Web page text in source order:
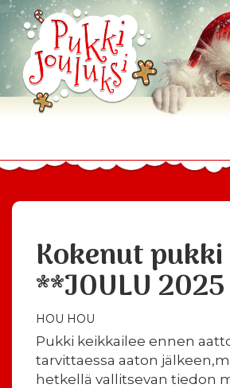
Kokenut pukki
**JOULU 2025
HOU HOU
Pukki keikkailee ennen
tarvittaessa aaton
hetkellä vallitsevan tiedon